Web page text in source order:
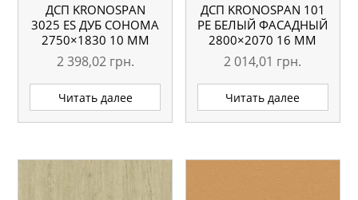
ДСП KRONOSPAN
3025 ES ДУБ СОНОМА
2750×1830 10 ММ
2 398,02 грн.
Читать далее
ДСП KRONOSPAN 101
РЕ БЕЛЫЙ ФАСАДНЫЙ
2800×2070 16 ММ
2 014,01 грн.
Читать далее